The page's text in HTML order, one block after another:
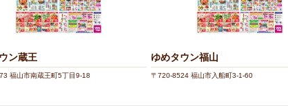
ン蔵王
福山市南蔵王町5丁目9-18
ゆめタウン福山
〒720-8524 福山市入船町3-1-60